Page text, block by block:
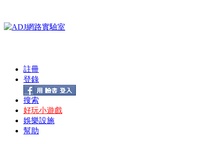
註冊
登錄
搜索
好玩小遊戲
娛樂設施
幫助